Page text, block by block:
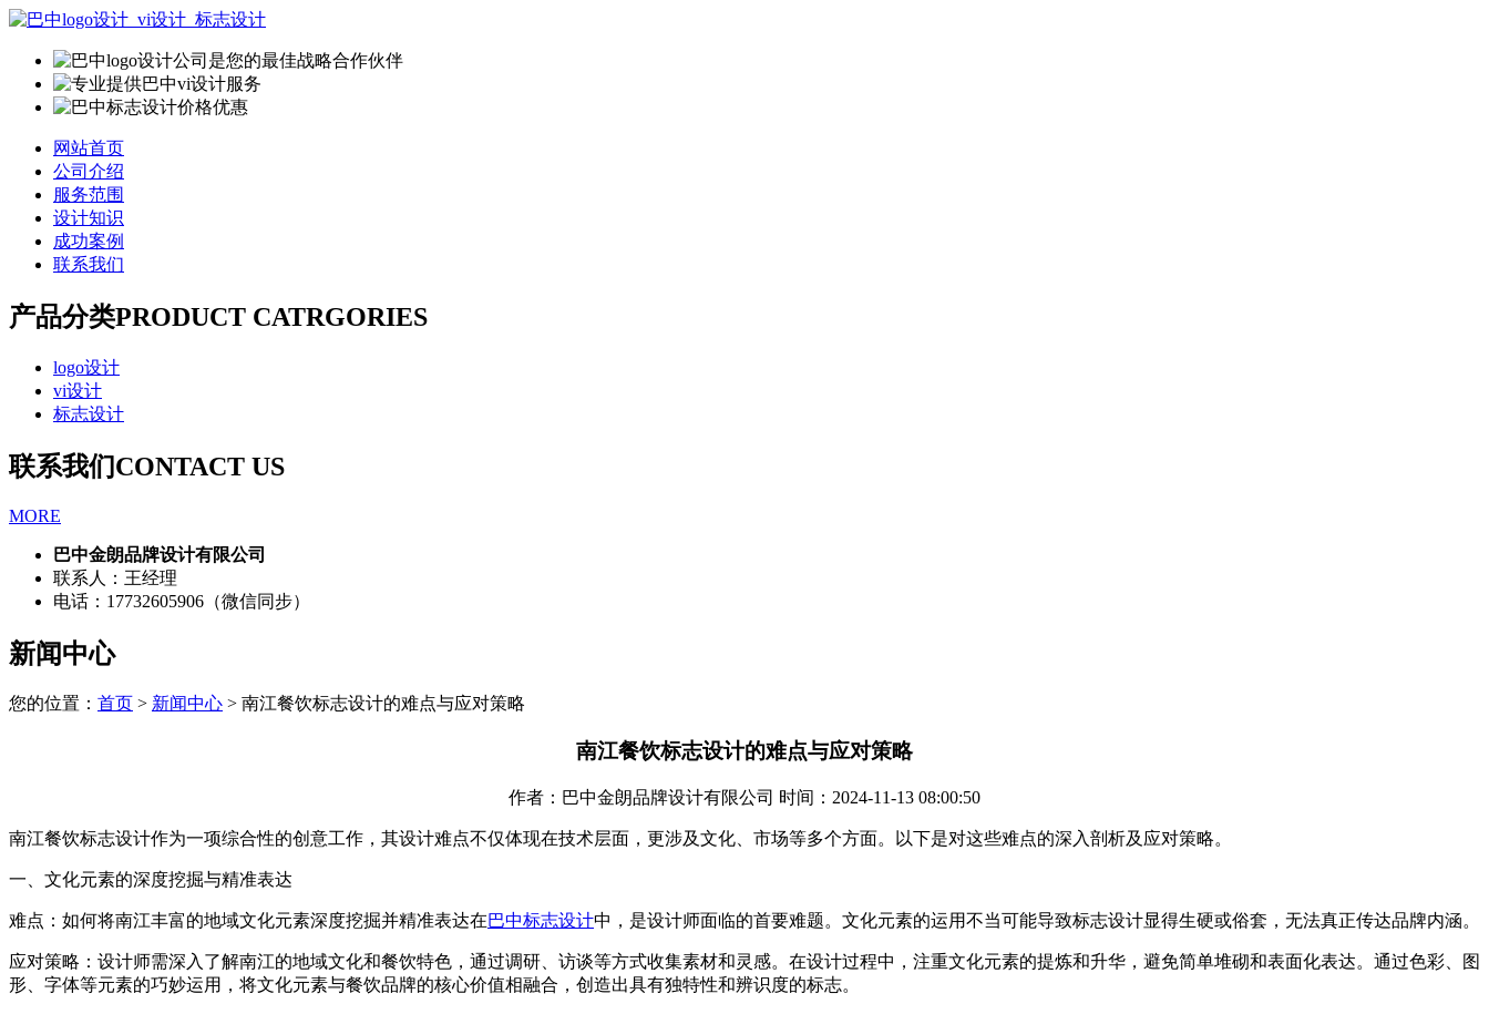
网站首页
公司介绍
服务范围
设计知识
成功案例
联系我们
产品分类PRODUCT CATRGORIES
logo设计
vi设计
标志设计
联系我们CONTACT US
MORE
巴中金朗品牌设计有限公司
联系人：王经理
电话：17732605906（微信同步）
新闻中心
您的位置： 首页 > 新闻中心 > 南江餐饮标志设计的难点与应对策略
南江餐饮标志设计的难点与应对策略
作者：巴中金朗品牌设计有限公司 时间：2024-11-13 08:00:50
南江餐饮标志设计作为一项综合性的创意工作，其设计难点不仅体现在技术层面，更涉及文化、市场等多个方面。以下是对这些难点的深入剖析及应对策略。
一、文化元素的深度挖掘与精准表达
难点：如何将南江丰富的地域文化元素深度挖掘并精准表达在巴中标志设计中，是设计师面临的首要难题。文化元素的运用不当可能导致标志设计显得生硬或俗套，无法真正传达品牌内涵。
应对策略：设计师需深入了解南江的地域文化和餐饮特色，通过调研、访谈等方式收集素材和灵感。在设计过程中，注重文化元素的提炼和升华，避免简单堆砌和表面化表达。通过色彩、图
形、字体等元素的巧妙运用，将文化元素与餐饮品牌的核心价值相融合，创造出具有独特性和辨识度的标志。